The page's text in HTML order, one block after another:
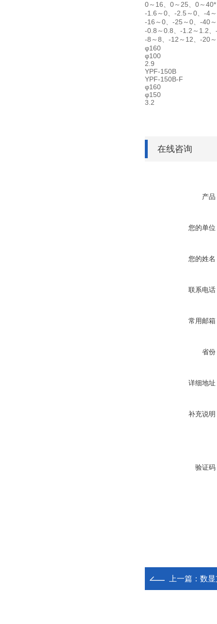
0～16、0～25、0～40*
-1.6～0、-2.5～0、-4
-16～0、-25～0、-40
-0.8～0.8、-1.2～1.2
-8～8、-12～12、-20
φ160
φ100
2.9
YPF-150B
YPF-150B-F
φ160
φ150
3.2
在线咨询
产品
您的单位
您的姓名
联系电话
常用邮箱
省份
详细地址
补充说明
验证码
上一篇： 数